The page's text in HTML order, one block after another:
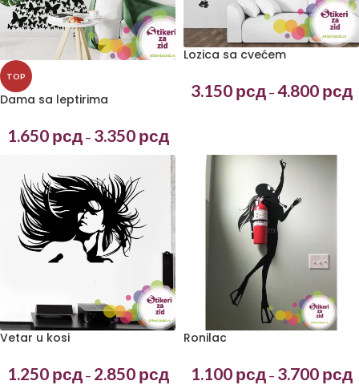
TOP
Dama sa leptirima
1.650 рсд – 3.350 рсд
Lozica sa cvećem
3.150 рсд – 4.800 рсд
Vetar u kosi
1.250 рсд – 2.850 рсд
Ronilac
1.100 рсд – 3.700 рсд